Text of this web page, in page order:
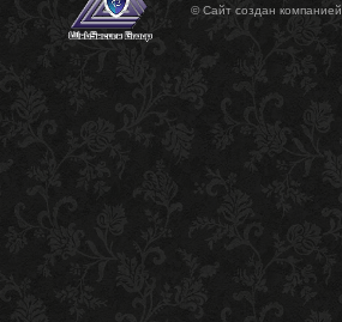
© Сайт создан компанией